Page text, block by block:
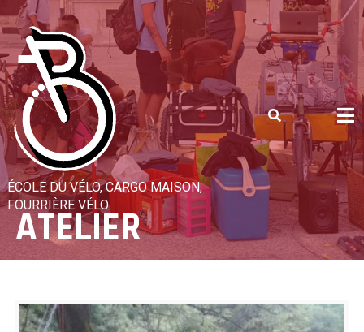
Skip
to
content
ÉCOLE DU VÉLO, CARGO MAISON,
FOURRIÈRE VÉLO
ATELIER